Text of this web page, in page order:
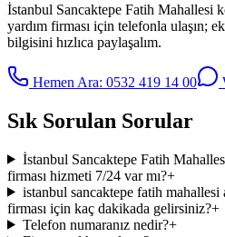
İstanbul Sancaktepe Fatih Mahallesi
yardım firması için telefonla ulaşın;
bilgisini hızlıca paylaşalım.
Hemen Ara: 0532 419 14 00
Sık Sorulan Sorular
İstanbul Sancaktepe Fatih
firması hizmeti 7/24 var mı?+
istanbul sancaktepe fatih
firması için kaç dakikada gelirsiniz?+
Telefon numaranız nedir?+